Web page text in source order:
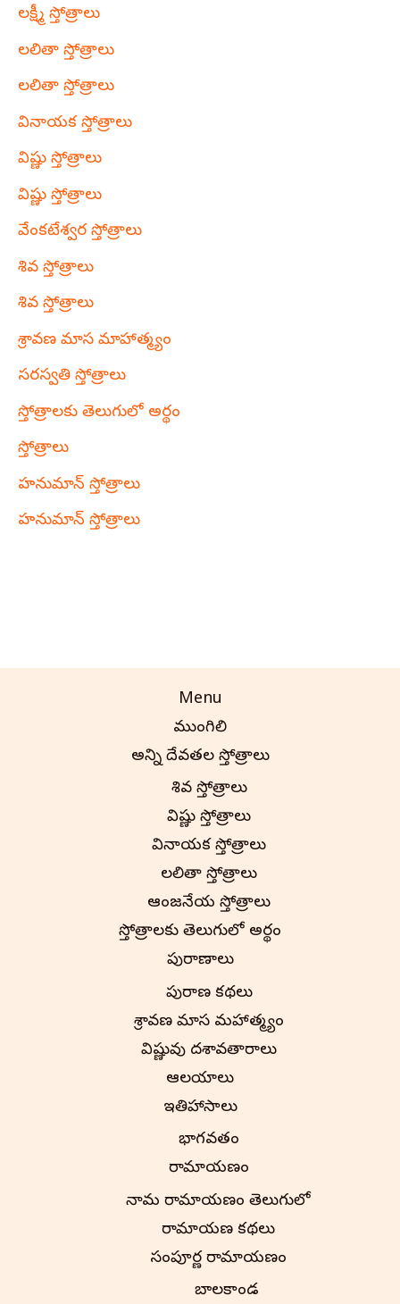
లక్ష్మీ స్తోత్రాలు
లలితా స్తోత్రాలు
లలితా స్తోత్రాలు
వినాయక స్తోత్రాలు
విష్ణు స్తోత్రాలు
విష్ణు స్తోత్రాలు
వేంకటేశ్వర స్తోత్రాలు
శివ స్తోత్రాలు
శివ స్తోత్రాలు
శ్రావణ మాస మాహాత్మ్యం
సరస్వతి స్తోత్రాలు
స్తోత్రాలకు తెలుగులో అర్థం
స్తోత్రాలు
హనుమాన్ స్తోత్రాలు
హనుమాన్ స్తోత్రాలు
Menu
ముంగిలి
అన్ని దేవతల స్తోత్రాలు
శివ స్తోత్రాలు
విష్ణు స్తోత్రాలు
వినాయక స్తోత్రాలు
లలితా స్తోత్రాలు
ఆంజనేయ స్తోత్రాలు
స్తోత్రాలకు తెలుగులో అర్థం
పురాణాలు
పురాణ కథలు
శ్రావణ మాస మహాత్మ్యం
విష్ణువు దశావతారాలు
ఆలయాలు
ఇతిహాసాలు
భాగవతం
రామాయణం
నామ రామాయణం తెలుగులో
రామాయణ కథలు
సంపూర్ణ రామాయణం
బాలకాండ